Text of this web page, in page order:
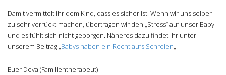
Damit vermittelt ihr dem Kind, dass es sicher ist. Wenn wir uns selber
zu sehr verrückt machen, übertragen wir den „Stress“ auf unser Baby
und es fühlt sich nicht geborgen. Näheres dazu findet ihr unter
unserem Beitrag „Babys haben ein Recht aufs Schreien„.
Euer Deva (Familientherapeut)